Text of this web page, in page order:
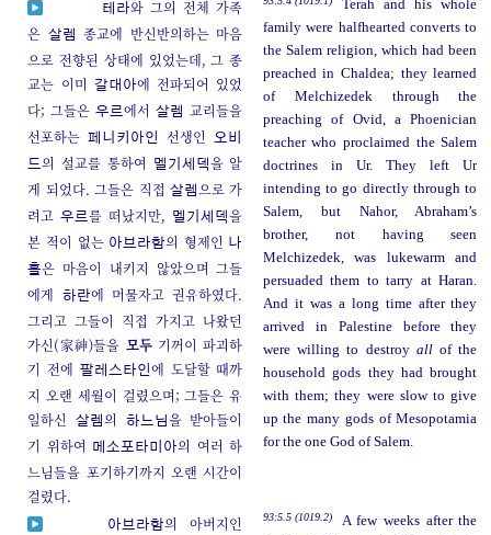
테라와 그의 전체 가족
은 살렘
종교에 반신반의하는 마음
으로 전향된 상태에 있었는데, 그 종
교는 이미
갈대아에 전파되어 있었
다; 그들은우르에서살렘 교리들을
선포하는페니키아인 선생인
오비
드의 설교를 통하여 멜기세덱을 알
게 되었다. 그들은 직접 살렘으로 가
려고우르를 떠났지만, 멜기세덱을
본 적이 없는 아브라함의 형제인 나
홀은 마음이 내키지 않았으며 그들
에게
하란에 머물자고 권유하였다.
그리고 그들이 직접 가지고 나왔던
가신(家神)들을 모두기꺼이 파괴하
기 전에 팔레스타인에 도달할 때까
지 오랜 세월이 걸렸으며; 그들은 유
일하신살렘의 하느님 을 받아들이
기 위하여
메소포타미아의 여러 하
느님들을 포기하기까지 오랜 시간이
걸렸다.
Terah and his whole
family were halfhearted converts to
the Salem religion, which had been
preached in Chaldea; they learned
of Melchizedek through the
preaching of Ovid, a Phoenician
teacher who proclaimed the Salem
doctrines in Ur. They left Ur
intending to go directly through to
Salem, but Nahor, Abraham’s
brother, not having seen
Melchizedek, was lukewarm and
persuaded them to tarry at Haran.
And it was a long time after they
arrived in Palestine before they
were willing to destroy allof the
household gods they had brought
with them; they were slow to give
up the many gods of Mesopotamia
for the one God of Salem.
아브라함의 아버지인 93:5.5 (1019.2)
A few weeks after the